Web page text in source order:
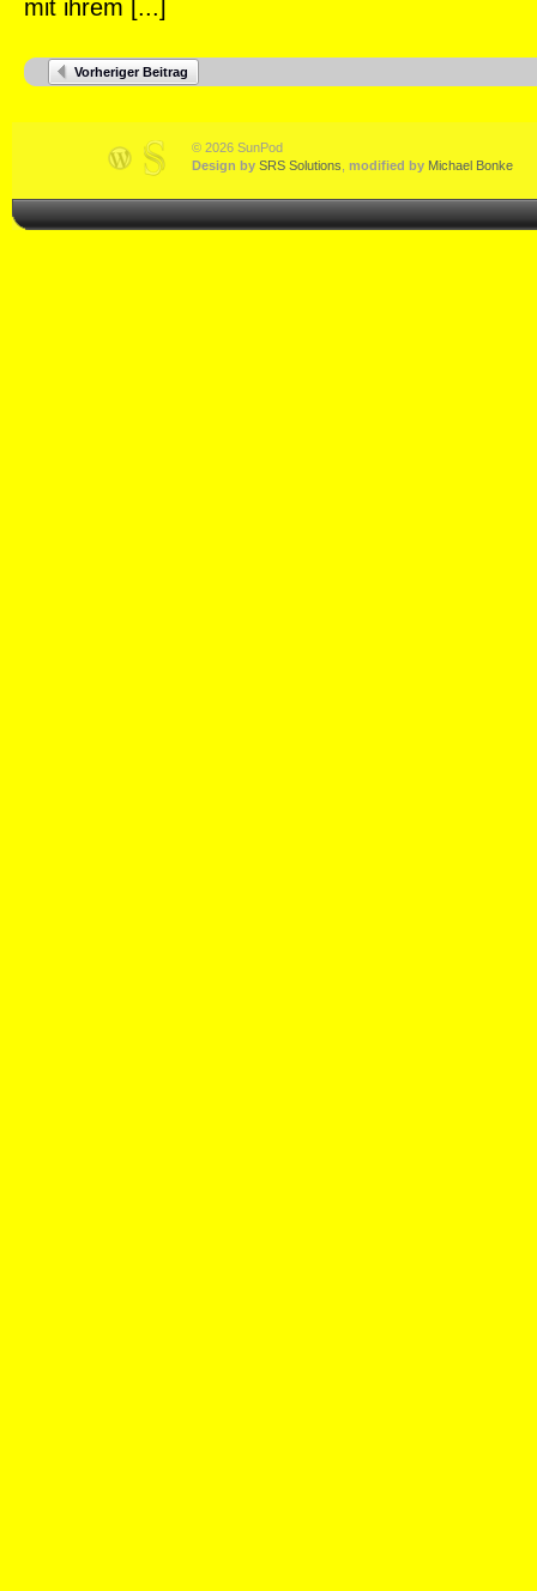
mit ihrem [...]
Vorheriger Beitrag
© 2026 SunPod
Design by SRS Solutions modified by Michael Bonke